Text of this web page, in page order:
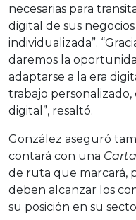
necesarias para
digital de sus
individualizada”.
daremos la
adaptarse a la era
trabajo
digital”, resaltó.
González aseguró
contará con una
de ruta que marcará,
deben alcanzar los
su posición en su